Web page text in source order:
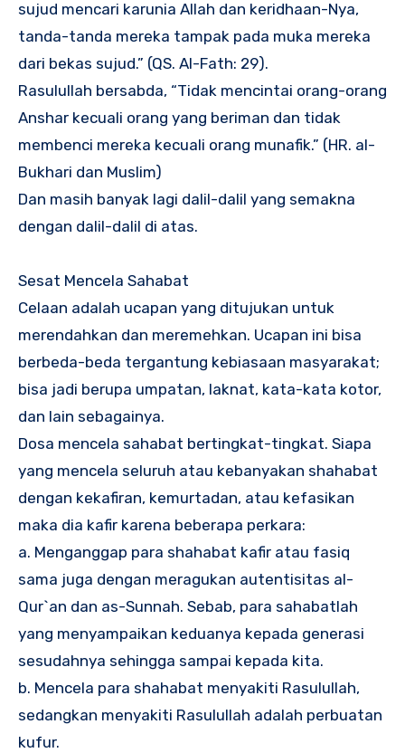
sujud mencari karunia Allah dan keridhaan-Nya,
tanda-tanda mereka tampak pada muka mereka
dari bekas sujud.” (QS. Al-Fath: 29).
Rasulullah bersabda, “Tidak mencintai orang-orang
Anshar kecuali orang yang beriman dan tidak
membenci mereka kecuali orang munafik.” (HR. al-
Bukhari dan Muslim)
Dan masih banyak lagi dalil-dalil yang semakna
dengan dalil-dalil di atas.
Sesat Mencela Sahabat
Celaan adalah ucapan yang ditujukan untuk
merendahkan dan meremehkan. Ucapan ini bisa
berbeda-beda tergantung kebiasaan masyarakat;
bisa jadi berupa umpatan, laknat, kata-kata kotor,
dan lain sebagainya.
Dosa mencela sahabat bertingkat-tingkat. Siapa
yang mencela seluruh atau kebanyakan shahabat
dengan kekafiran, kemurtadan, atau kefasikan
maka dia kafir karena beberapa perkara:
a. Menganggap para shahabat kafir atau fasiq
sama juga dengan meragukan autentisitas al-
Qur`an dan as-Sunnah. Sebab, para sahabatlah
yang menyampaikan keduanya kepada generasi
sesudahnya sehingga sampai kepada kita.
b. Mencela para shahabat menyakiti Rasulullah,
sedangkan menyakiti Rasulullah adalah perbuatan
kufur.